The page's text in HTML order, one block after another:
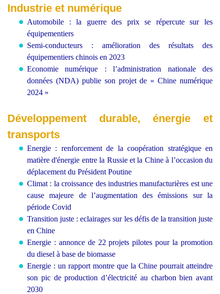
Industrie et numérique
Automobile : la guerre des prix se répercute sur les
équipementiers
Semi-conducteurs : amélioration des résultats des
équipementiers chinois en 2023
Economie numérique : l’administration nationale des
données (NDA) publie son projet de « Chine numérique
2024 »
Développement durable, énergie et
transports
Energie : renforcement de la coopération stratégique en
matière d'énergie entre la Russie et la Chine à l’occasion du
déplacement du Président Poutine
Climat : la croissance des industries manufacturières est une
cause majeure de l’augmentation des émissions sur la
période Covid
Transition juste : eclairages sur les défis de la transition juste
en Chine
Energie : annonce de 22 projets pilotes pour la promotion
du diesel à base de biomasse
Energie : un rapport montre que la Chine pourrait atteindre
son pic de production d’électricité au charbon bien avant
2030